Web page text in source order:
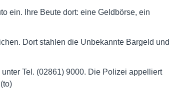
ein. Ihre Beute dort: eine Geldbörse, ein
Dort stahlen die Unbekannte Bargeld und
Tel. (02861) 9000. Die Polizei appelliert